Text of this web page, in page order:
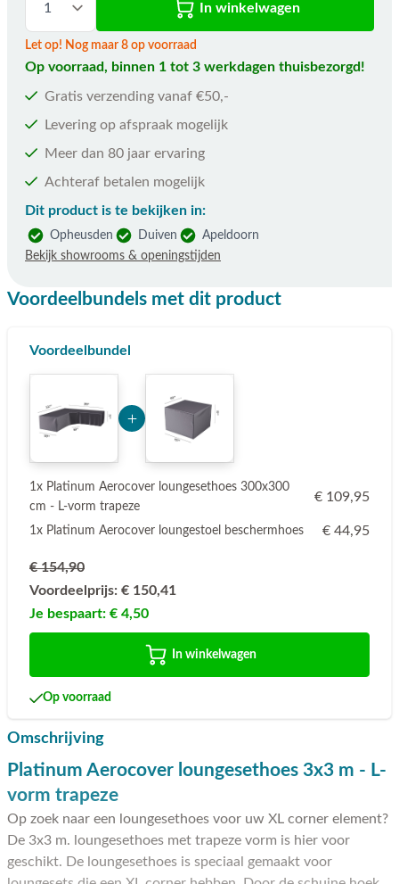
In winkelwagen
Let op! Nog maar 8 op voorraad
Op voorraad, binnen 1 tot 3 werkdagen thuisbezorgd!
Gratis verzending vanaf €50,-
Levering op afspraak mogelijk
Meer dan 80 jaar ervaring
Achteraf betalen mogelijk
Dit product is te bekijken in:
Opheusden Duiven
Apeldoorn
Bekijk showrooms & openingstijden
Voordeelbundels met dit product
Voordeelbundel
1x Platinum Aerocover loungesethoes 300x300
cm - L-vorm trapeze
€ 109,95
1x Platinum Aerocover loungestoel beschermhoes € 44,95
€ 154,90
Voordeelprijs: € 150,41
Je bespaart: € 4,50
In winkelwagen
Op voorraad
Omschrijving
Platinum Aerocover loungesethoes 3x3 m - L-
vorm trapeze
Op zoek naar een loungesethoes voor uw XL corner element?
De 3x3 m. loungesethoes met trapeze vorm is hier voor
geschikt. De loungesethoes is speciaal gemaakt voor